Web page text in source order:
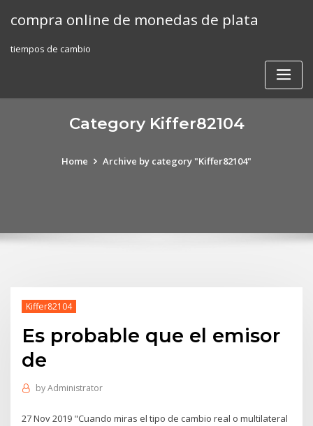
compra online de monedas de plata
tiempos de cambio
Category Kiffer82104
Home Archive by category "Kiffer82104"
Kiffer82104
Es probable que el emisor
de
byAdministrator
27 Nov 2019 "Cuando miras el tipo de cambio real o multilateral